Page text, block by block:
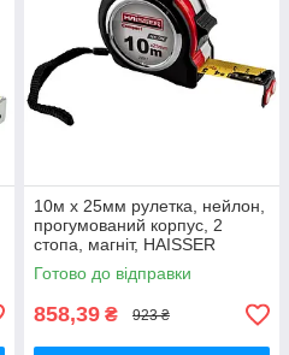
10м x 25мм рулетка, нейлон,
прогумований корпус, 2
стопа, магніт, HAISSER
Compact
Готово до відправки
858,39 ₴ 923 ₴